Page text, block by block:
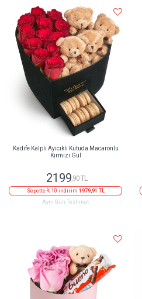
Kadife Kalpli Ayıcıklı Kutuda Macaronlu
Kırmızı Gül
2199,90 TL
Sepette % 10 indirim 1979,91 TL
Aynı Gün Teslimat